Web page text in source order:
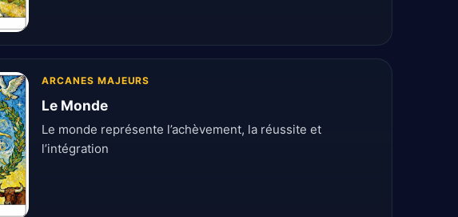
ARCANES MAJEURS
Le Monde
Le monde représente l’achèvement, la réussite et
l’intégration